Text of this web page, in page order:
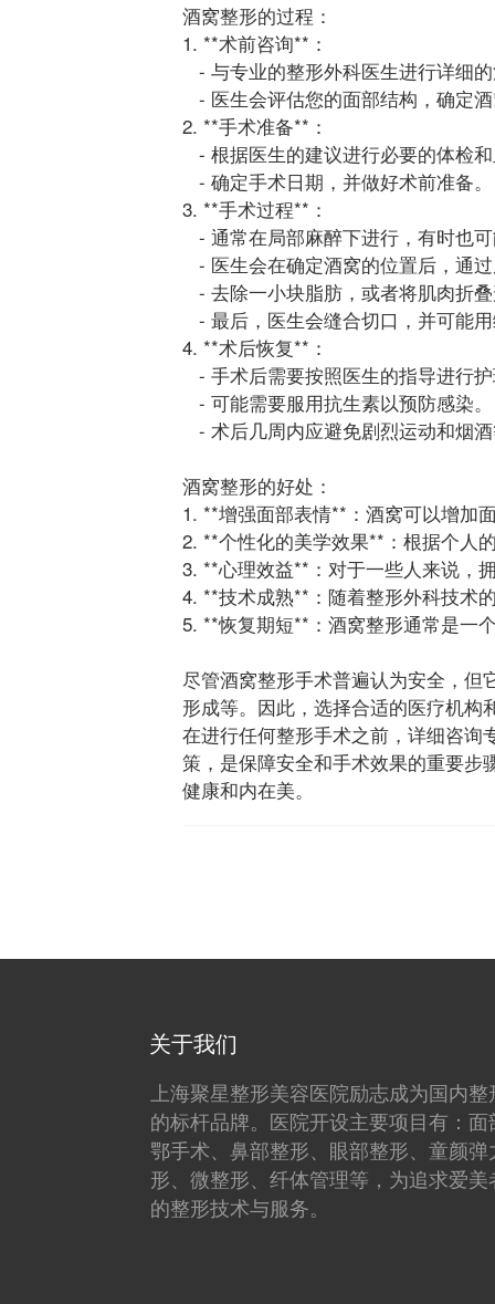
酒窝整形的过程：
1. **术前咨询**：
- 与专业的整形外科医生进行详细
- 医生会评估您的面部结构，确定
2. **手术准备**：
- 根据医生的建议进行必要的体检
- 确定手术日期，并做好术前准备。
3. **手术过程**：
- 通常在局部麻醉下进行，有时也
- 医生会在确定酒窝的位置后，通
- 去除一小块脂肪，或者将肌肉折
- 最后，医生会缝合切口，并可能
4. **术后恢复**：
- 手术后需要按照医生的指导进行
- 可能需要服用抗生素以预防感染。
- 术后几周内应避免剧烈运动和烟
酒窝整形的好处：
1. **增强面部表情**：酒窝可以增加
2. **个性化的美学效果**：根据个人
3. **心理效益**：对于一些人来说，
4. **技术成熟**：随着整形外科技术
5. **恢复期短**：酒窝整形通常是一
尽管酒窝整形手术普遍认为安全，
形成等。因此，选择合适的医疗机构
在进行任何整形手术之前，详细咨询
策，是保障安全和手术效果的重要步
健康和内在美。
关于我们
上海聚星整形美容医院励志成为国内整
的标杆品牌。医院开设主要项目有：面
鄂手术、鼻部整形、眼部整形、童颜弹
形、微整形、纤体管理等，为追求爱美
的整形技术与服务。